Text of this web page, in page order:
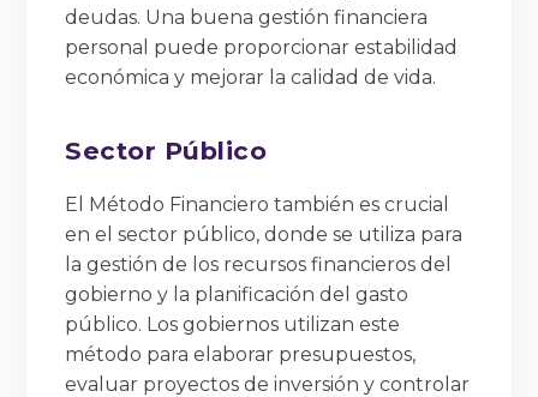
deudas. Una buena gestión financiera
personal puede proporcionar estabilidad
económica y mejorar la calidad de vida.
Sector Público
El Método Financiero también es crucial
en el sector público, donde se utiliza para
la gestión de los recursos financieros del
gobierno y la planificación del gasto
público. Los gobiernos utilizan este
método para elaborar presupuestos,
evaluar proyectos de inversión y controlar